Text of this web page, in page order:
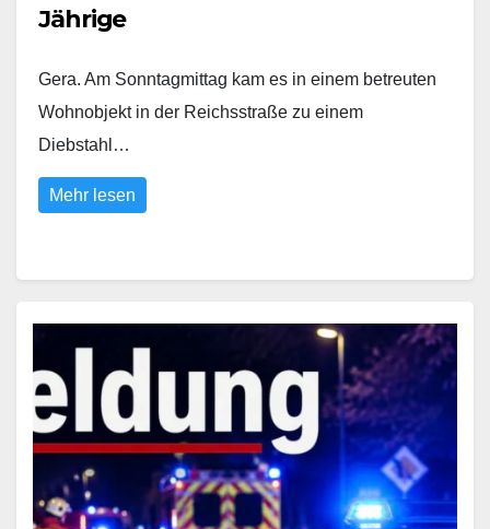
Jährige
Gera. Am Sonntagmittag kam es in einem betreuten
Wohnobjekt in der Reichsstraße zu einem
Diebstahl…
Mehr lesen